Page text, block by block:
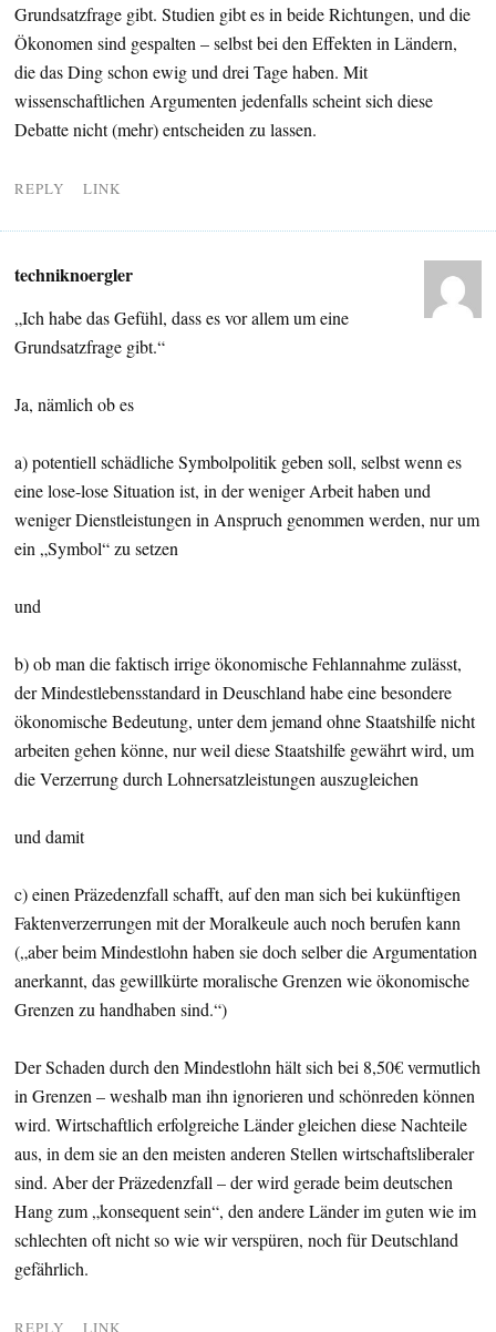
Grundsatzfrage gibt. Studien gibt es in beide Richtungen, und die
Ökonomen sind gespalten – selbst bei den Effekten in Ländern,
die das Ding schon ewig und drei Tage haben. Mit
wissenschaftlichen Argumenten jedenfalls scheint sich diese
Debatte nicht (mehr) entscheiden zu lassen.
REPLY LINK
techniknoergler
„Ich habe das Gefühl, dass es vor allem um eine
Grundsatzfrage gibt.“
Ja, nämlich ob es
a) potentiell schädliche Symbolpolitik geben soll, selbst wenn es
eine lose-lose Situation ist, in der weniger Arbeit haben und
weniger Dienstleistungen in Anspruch genommen werden, nur um
ein „Symbol“ zu setzen
und
b) ob man die faktisch irrige ökonomische Fehlannahme zulässt,
der Mindestlebensstandard in Deuschland habe eine besondere
ökonomische Bedeutung, unter dem jemand ohne Staatshilfe nicht
arbeiten gehen könne, nur weil diese Staatshilfe gewährt wird, um
die Verzerrung durch Lohnersatzleistungen auszugleichen
und damit
c) einen Präzedenzfall schafft, auf den man sich bei kukünftigen
Faktenverzerrungen mit der Moralkeule auch noch berufen kann
(„aber beim Mindestlohn haben sie doch selber die Argumentation
anerkannt, das gewillkürte moralische Grenzen wie ökonomische
Grenzen zu handhaben sind.“)
Der Schaden durch den Mindestlohn hält sich bei 8,50€ vermutlich
in Grenzen – weshalb man ihn ignorieren und schönreden können
wird. Wirtschaftlich erfolgreiche Länder gleichen diese Nachteile
aus, in dem sie an den meisten anderen Stellen wirtschaftsliberaler
sind. Aber der Präzedenzfall – der wird gerade beim deutschen
Hang zum „konsequent sein“, den andere Länder im guten wie im
schlechten oft nicht so wie wir verspüren, noch für Deutschland
gefährlich.
REPLY LINK